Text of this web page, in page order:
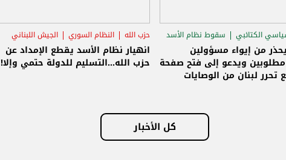
الكتائبي
سقوط نظام الأسد
الرئاسيمن إيواء مسؤولين
ويدعو إلى فتح صفحة
تحرر لبنان من الوصايات
حزب الله النظام السوري الجيش اللبناني
انهيار نظام الأسد يقطع الإمداد عن
حزب الله...التسليم للدولة حتمي وإلا!
كل الأخبار